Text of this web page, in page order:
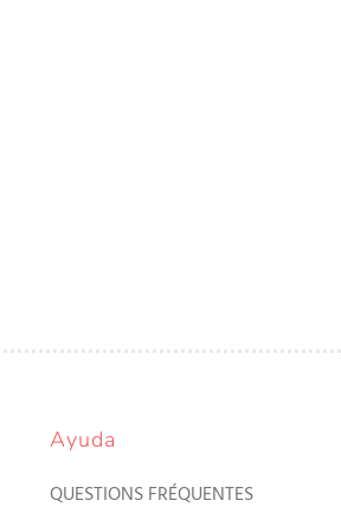
Ayuda
QUESTIONS FRÉQUENTES